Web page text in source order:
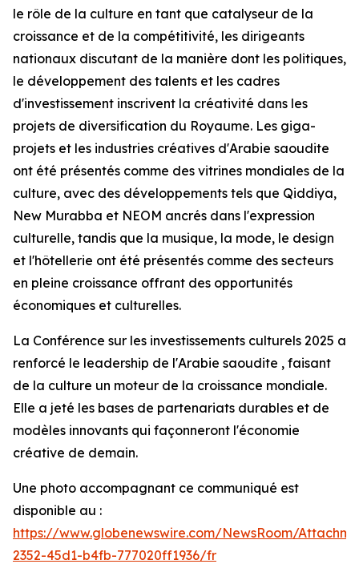
le rôle de la culture en tant que catalyseur de la
croissance et de la compétitivité, les dirigeants
nationaux discutant de la manière dont les politiques,
le développement des talents et les cadres
d'investissement inscrivent la créativité dans les
projets de diversification du Royaume. Les giga-
projets et les industries créatives d'Arabie saoudite
ont été présentés comme des vitrines mondiales de la
culture, avec des développements tels que Qiddiya,
New Murabba et NEOM ancrés dans l'expression
culturelle, tandis que la musique, la mode, le design
et l'hôtellerie ont été présentés comme des secteurs
en pleine croissance offrant des opportunités
économiques et culturelles.
La Conférence sur les investissements culturels 2025 a
renforcé le leadership de l'Arabie saoudite , faisant
de la culture un moteur de la croissance mondiale.
Elle a jeté les bases de partenariats durables et de
modèles innovants qui façonneront l'économie
créative de demain.
Une photo accompagnant ce communiqué est
disponible au :
https://www.globenewswire.com/NewsRoom/
2352-45d1-b4fb-777020ff1936/fr